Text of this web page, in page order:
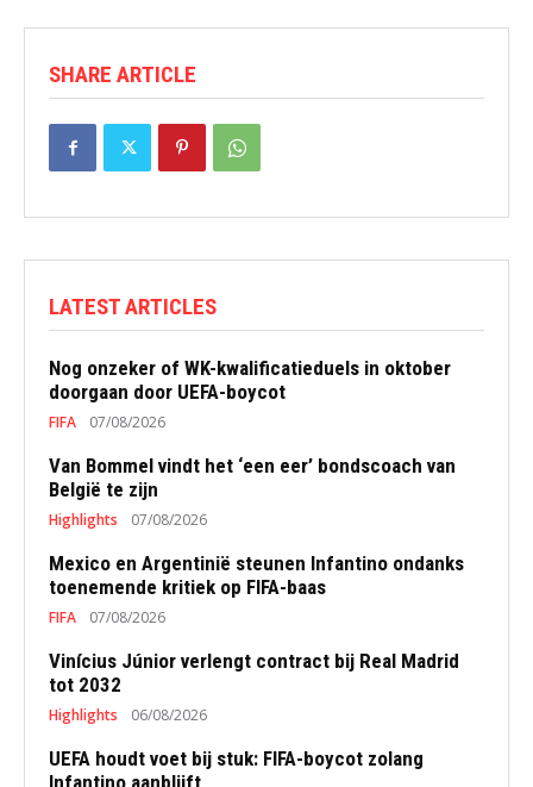
SHARE ARTICLE
LATEST ARTICLES
Nog onzeker of WK-kwalificatieduels in oktober
doorgaan door UEFA-boycot
FIFA 07/08/2026
Van Bommel vindt het ‘een eer’ bondscoach van
België te zijn
Highlights 07/08/2026
Mexico en Argentinië steunen Infantino ondanks
toenemende kritiek op FIFA-baas
FIFA 07/08/2026
Vinícius Júnior verlengt contract bij Real Madrid
tot 2032
Highlights 06/08/2026
UEFA houdt voet bij stuk: FIFA-boycot zolang
Infantino aanblijft